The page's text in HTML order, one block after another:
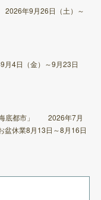
年9月26日（土）～
4日（金）～9月23日
海底都市」 2026年7月
盆休業8月13日～8月16日